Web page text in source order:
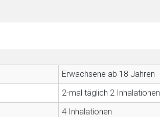
Erwachsene ab 18 Jahren
2-mal täglich 2 Inhalationen
4 Inhalationen